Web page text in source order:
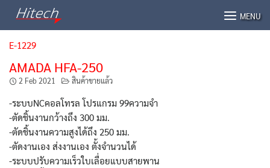
MENU
E-1229
AMADA HFA-250
2 Feb 2021 สินค้าขายแล้ว
-ระบบNCคอลโทรล โปรแกรม 99ความจำ
-ตัดชิ้นงานกว้างถึง 300 มม.
-ตัดชิ้นงานความสูงได้ถึง 250 มม.
-ตัดงานเอง ส่งงานเอง ตั้งจำนวนได้
-ระบบปรับความเร็วใบเลื่อยแบบสายพาน